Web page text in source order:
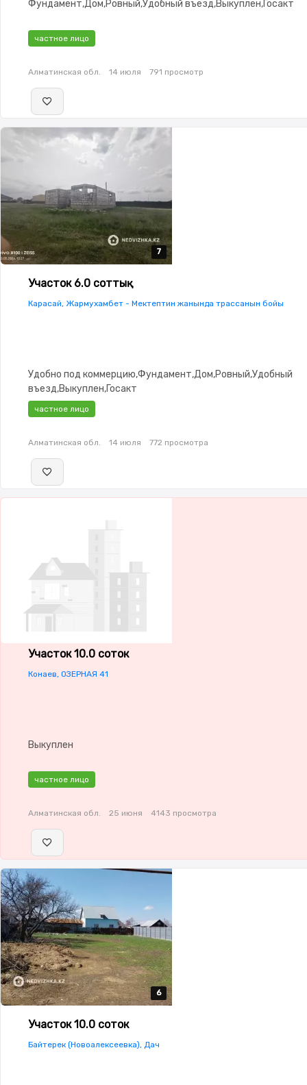
Фундамент,Дом,Ровный,Удобный въезд,Выкуплен,Госакт
частное лицо
Алматинская обл. 14 июля 791 просмотр
7
7
7
7
7
Участок 6.0 соттық
Карасай, Жармухамбет - Мектептин жанында трассанын бойы
Удобно под коммерцию,Фундамент,Дом,Ровный,Удобный
въезд,Выкуплен,Госакт
частное лицо
Алматинская обл. 14 июля 772 просмотра
Участок 10.0 соток
Конаев, ОЗЕРНАЯ 41
Выкуплен
частное лицо
Алматинская обл. 25 июня 4143 просмотра
6
6
6
6
6
Участок 10.0 соток
Байтерек (Новоалексеевка), Дач